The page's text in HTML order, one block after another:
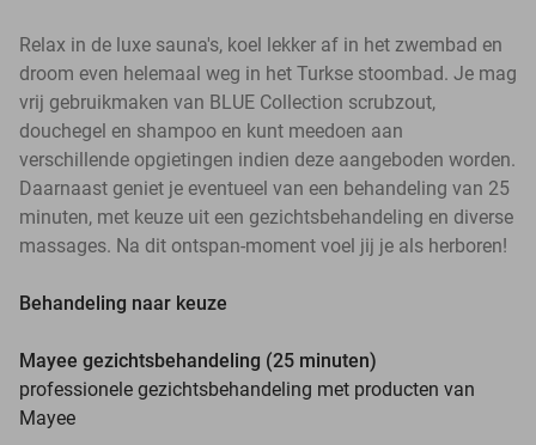
Relax in de luxe sauna's, koel lekker af in het zwembad en
droom even helemaal weg in het Turkse stoombad. Je mag
vrij gebruikmaken van BLUE Collection scrubzout,
douchegel en shampoo en kunt meedoen aan
verschillende opgietingen indien deze aangeboden worden.
Daarnaast geniet je eventueel van een behandeling van 25
minuten, met keuze uit een gezichtsbehandeling en diverse
massages. Na dit ontspan-moment voel jij je als herboren!
Behandeling naar keuze
Mayee gezichtsbehandeling (25 minuten)
professionele gezichtsbehandeling met producten van
Mayee